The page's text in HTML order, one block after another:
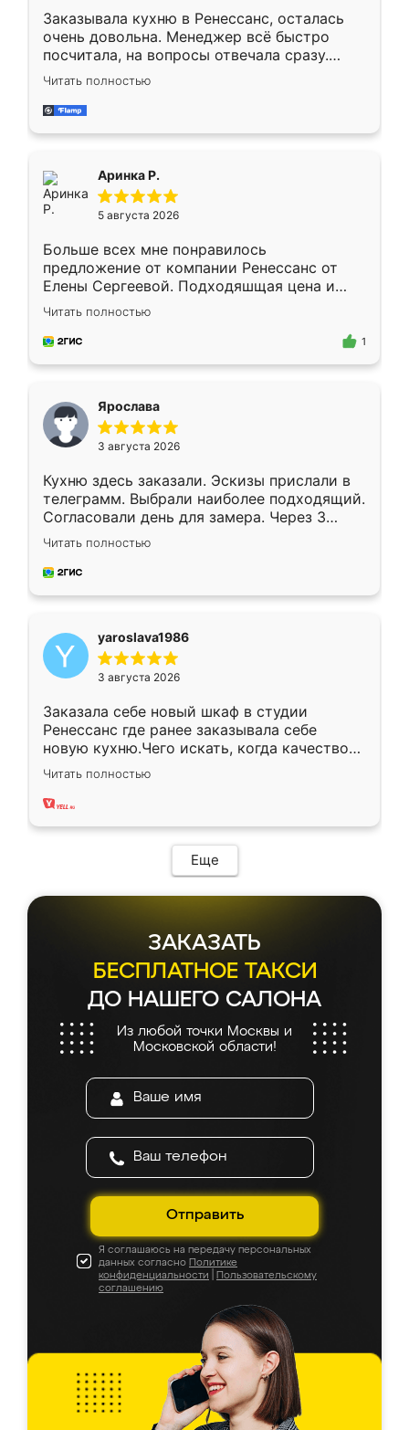
Заказывала кухню в Ренессанс, осталась
очень довольна. Менеджер всё быстро
посчитала, на вопросы отвечала сразу.
Замерщик приехал в субботу, подошёл к
делу со всей ответственностью. Собрали
за день, ребята работали аккуратно, даже
Читать полностью
Аринка Р.
5 августа 2026
Больше всех мне понравилось
предложение от компании Ренессанс от
Елены Сергеевой. Подходяшщая цена и
короткие сроки изготовления. Приехавший
для замера сотрудник Владислав
предложил по моему эскизу самый
Читать полностью
1
Ярослава
3 августа 2026
Кухню здесь заказали. Эскизы прислали в
телеграмм. Выбрали наиболее подходящий.
Согласовали день для замера. Через 3
недели кухня была уже готова. Остались
довольны работой. Спасибо Ренессанс
мебель за качественную работу!
Читать полностью
yaroslava1986
3 августа 2026
Заказала себе новый шкаф в студии
Ренессанс где ранее заказывала себе
новую кухню.Чего искать, когда качеством
вполне довольна. Служит кухня уже почти
два года, нареканий нет.
Читать полностью
Еще
ЗАКАЗАТЬ
БЕСПЛАТНОЕ ТАКСИ
ДО НАШЕГО САЛОНА
Из любой точки Москвы и
Московской области!
Отправить
Я соглашаюсь на передачу персональных
данных согласно Политике
конфиденциальности
Пользовательскому
соглашению